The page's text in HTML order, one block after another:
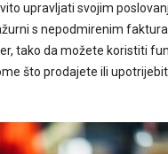
upravljati svojim
s nepodmirenim
tako da možete koristiti
što prodajete ili